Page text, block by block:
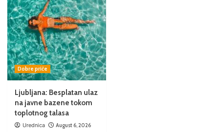
Dobre priče
Ljubljana: Besplatan ulaz
na javne bazene tokom
toplotnog talasa
Urednica August 6, 2026